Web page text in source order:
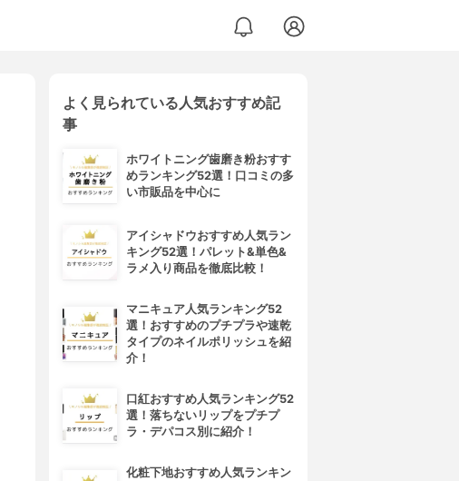
よく見られている人気おすすめ記
事
ホワイトニング歯磨き粉おすす
めランキング52選！口コミの多
い市販品を中心に
アイシャドウおすすめ人気ラン
キング52選！パレット&単色&
ラメ入り商品を徹底比較！
マニキュア人気ランキング52
選！おすすめのプチプラや速乾
タイプのネイルポリッシュを紹
介！
口紅おすすめ人気ランキング52
選！落ちないリップをプチプ
ラ・デパコス別に紹介！
化粧下地おすすめ人気ランキン